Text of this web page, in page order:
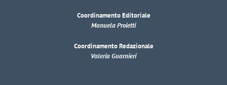
Coordinamento Editoriale
Manuela Proietti
Coordinamento Redazionale
Valeria Guarnieri